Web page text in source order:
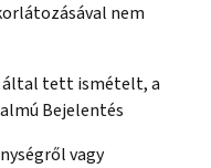
nem
által tett ismételt, a
Bejelentés
vagy